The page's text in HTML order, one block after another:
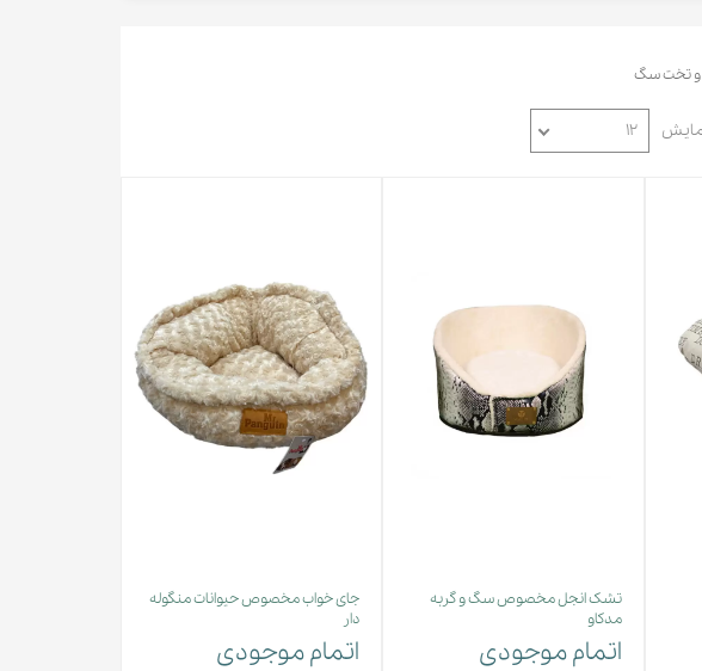
تخت سگ
۱۲
تشک انجل مخصوص سگ و گربه
مدکاو
اتمام موجودی
جای خواب مخصوص حیوانات منگوله
دار
اتمام موجودی